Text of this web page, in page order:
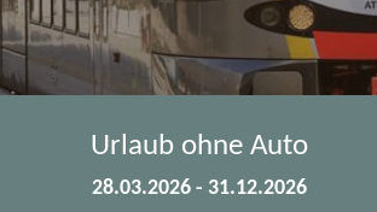
Aktivpaket
01.08.2026 - 25.10.2026